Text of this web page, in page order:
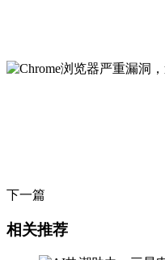
下一篇
相关推荐